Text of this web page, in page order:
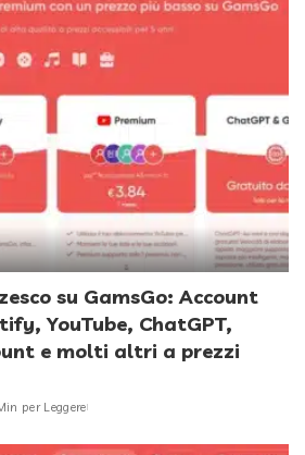
su GamsGo: Account
YouTube, ChatGPT,
e molti altri a prezzi
per Leggere